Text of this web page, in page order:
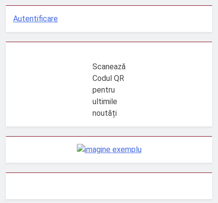
Autentificare
Scanează
Codul QR
pentru
ultimile
noutăți